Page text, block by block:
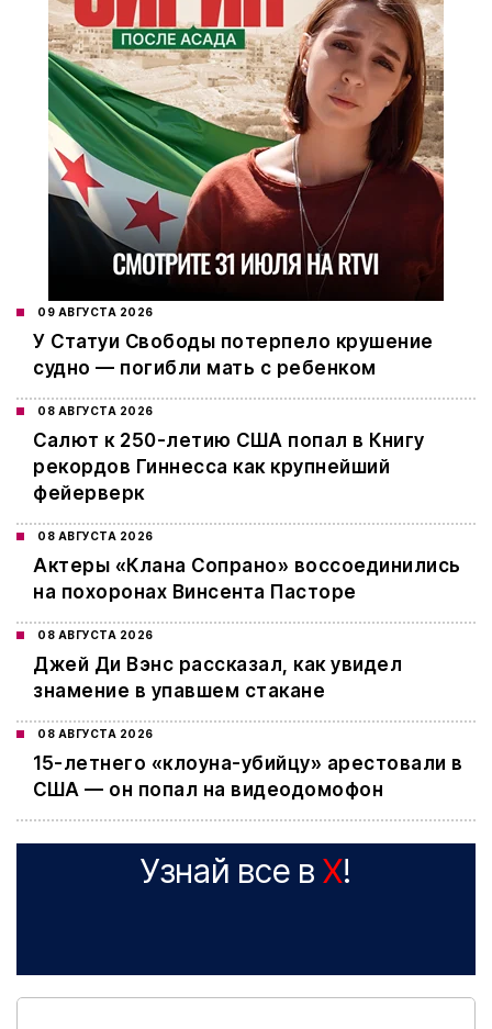
09 АВГУСТА 2026
У Статуи Свободы потерпело крушение
судно — погибли мать с ребенком
08 АВГУСТА 2026
Салют к 250-летию США попал в Книгу
рекордов Гиннесса как крупнейший
фейерверк
08 АВГУСТА 2026
Актеры «Клана Сопрано» воссоединились
на похоронах Винсента Пасторе
08 АВГУСТА 2026
Джей Ди Вэнс рассказал, как увидел
знамение в упавшем стакане
08 АВГУСТА 2026
15-летнего «клоуна-убийцу» арестовали в
США — он попал на видеодомофон
Узнай все в X!